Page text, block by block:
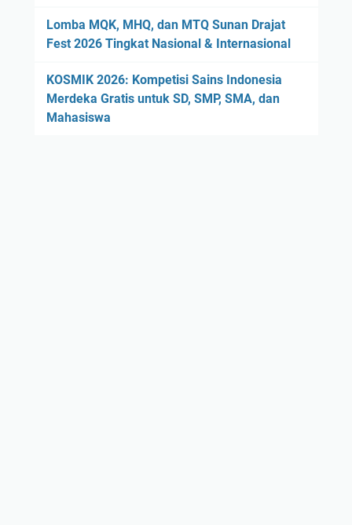
Lomba MQK, MHQ, dan MTQ Sunan Drajat
Fest 2026 Tingkat Nasional & Internasional
KOSMIK 2026: Kompetisi Sains Indonesia
Merdeka Gratis untuk SD, SMP, SMA, dan
Mahasiswa